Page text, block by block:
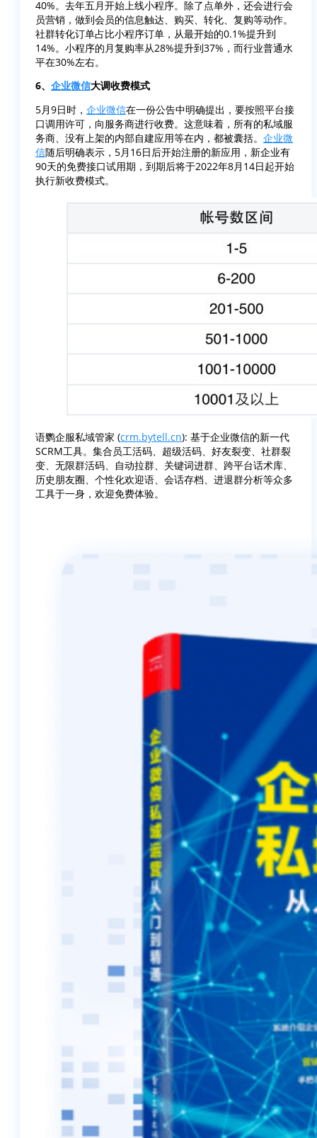
40%。去年五月开始上线小程序。除了点单外，还会进行会
员营销，做到会员的信息触达、购买、转化、复购等动作。
社群转化订单占比小程序订单，从最开始的0.1%提升到
14%。小程序的月复购率从28%提升到37%，而行业普通水
平在30%左右。
6、 企业微信大调收费模式
5月9日时， 企业微信在一份公告中明确提出，要按照平台接
口调用许可，向服务商进行收费。这意味着，所有的私域服
务商、没有上架的内部自建应用等在内，都被囊括。 企业微
信随后明确表示，5月16日后开始注册的新应用，新企业有
90天的免费接口试用期，到期后将于2022年8月14日起开始
执行新收费模式。
语鹦企服私域管家 (crm.bytell.cn): 基于企业微信的新一代
SCRM工具。集合员工活码、超级活码、好友裂变、社群裂
变、无限群活码、自动拉群、关键词进群、跨平台话术库、
历史朋友圈、个性化欢迎语、会话存档、进退群分析等众多
工具于一身，欢迎免费体验。